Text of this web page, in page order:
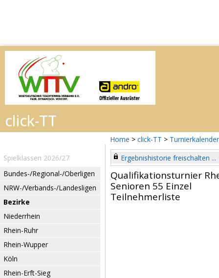
Home > click-TT > Turnierkalender
Spielklassen 2026/27
Bundes-/Regional-/Oberligen
NRW-/Verbands-/Landesligen
Bezirke
Niederrhein
Rhein-Ruhr
Rhein-Wupper
Köln
Rhein-Erft-Sieg
Ergebnishistorie freischalten ...
Qualifikationsturnier
Senioren 55 Einzel
Teilnehmerliste